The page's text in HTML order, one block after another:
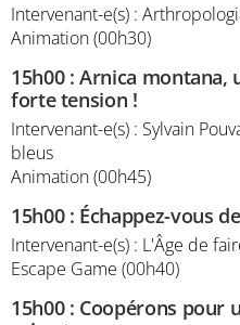
Intervenant-e(s) :
Animation (00h30)
15h00:Arnica montana,
forte tension !
Intervenant-e(s) : Sylvain
bleus
Animation (00h45)
15h00: Échappez-vous
Intervenant-e(s) : L'Âge de
Escape Game (00h40)
15h00: Coopérons pour